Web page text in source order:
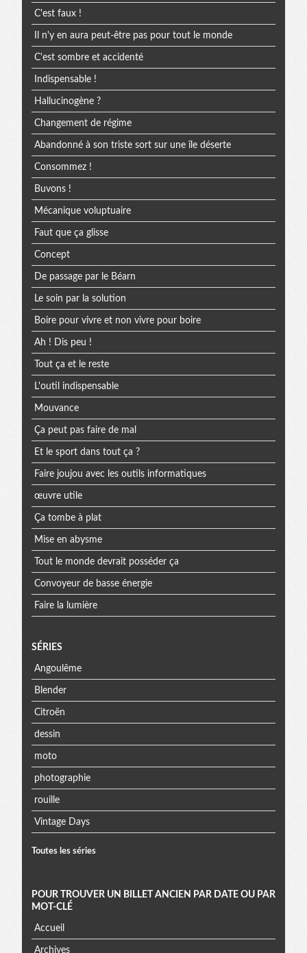
C'est faux !
Il n'y en aura peut-être pas pour tout le monde
C'est sombre et accidenté
Indispensable !
Hallucinogène ?
Changement de régime
Abandonné à son triste sort sur une île déserte
Consommez !
Buvons !
Mécanique voluptuaire
Faut que ça glisse
Concept
De passage par le Béarn
Le soin par la solution
Boire pour vivre et non vivre pour boire
Ah ! Dis peu !
Tout ça et le reste
L'outil indispensable
Mouvance
Ça peut pas faire de mal
Et le sport dans tout ça ?
Faire joujou avec les outils informatiques
œuvre utile
Ça tombe à plat
Mise en abysme
Tout le monde devrait posséder ça
Convoyeur de basse énergie
Faire la lumière
SÉRIES
Angoulême
Blender
Citroën
dessin
moto
photographie
rouille
Vintage Days
Toutes les séries
POUR TROUVER UN BILLET ANCIEN PAR DATE OU PAR
MOT-CLÉ
Accueil
Archives